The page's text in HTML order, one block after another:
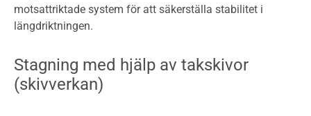
motsattriktade system för att säkerställa stabilitet i
längdriktningen.
Stagning med hjälp av takskivor
(skivverkan)